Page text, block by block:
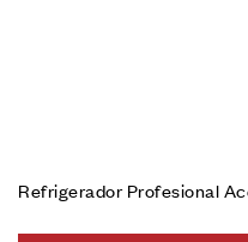
Refrigerador Profesional